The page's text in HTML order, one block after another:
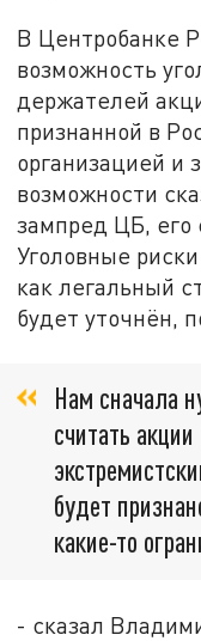
В Центробанке
возможность
держателей
признанной в
организацией и
возможности
зампред ЦБ, его
Уголовные
как легальный
будет уточнён,
Нам сначала
считать
будет
какие-то
- сказал